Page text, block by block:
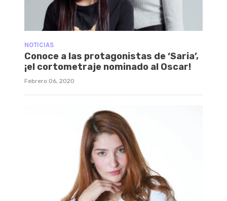
NOTICIAS
Conoce a las protagonistas de ‘Saria’,
¡el cortometraje nominado al Oscar!
Febrero 06, 2020